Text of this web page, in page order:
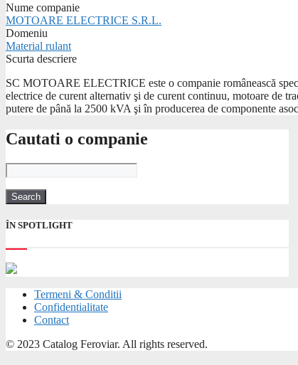
Nume companie
MOTOARE ELECTRICE S.R.L.
Domeniu
Material rulant
Scurta descriere
SC MOTOARE ELECTRICE este o companie românească
electrice de curent alternativ şi de curent continuu, motoare de
putere de până la 2500 kVA şi în producerea de componente
Cautati o companie
ÎN SPOTLIGHT
Termeni & Conditii
Confidentialitate
Contact
© 2023 Catalog Feroviar. All rights reserved.